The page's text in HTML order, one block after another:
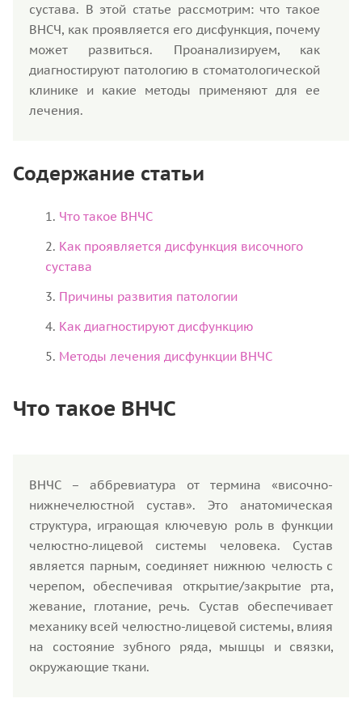
сустава. В этой статье рассмотрим: что такое
ВНСЧ, как проявляется его дисфункция, почему
может развиться. Проанализируем, как
диагностируют патологию в стоматологической
клинике и какие методы применяют для ее
лечения.
Содержание статьи
Что такое ВНЧС
Как проявляется дисфункция височного
сустава
Причины развития патологии
Как диагностируют дисфункцию
Методы лечения дисфункции ВНЧС
Что такое ВНЧС
ВНЧС – аббревиатура от термина «височно-
нижнечелюстной сустав». Это анатомическая
структура, играющая ключевую роль в функции
челюстно-лицевой системы человека. Сустав
является парным, соединяет нижнюю челюсть с
черепом, обеспечивая открытие/закрытие рта,
жевание, глотание, речь. Сустав обеспечивает
механику всей челюстно-лицевой системы, влияя
на состояние зубного ряда, мышцы и связки,
окружающие ткани.